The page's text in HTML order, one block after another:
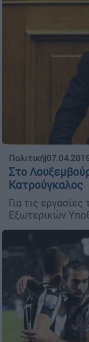
Πολιτική|
Στο
Κατρούγκαλος
Για τις
Εξωτερικών